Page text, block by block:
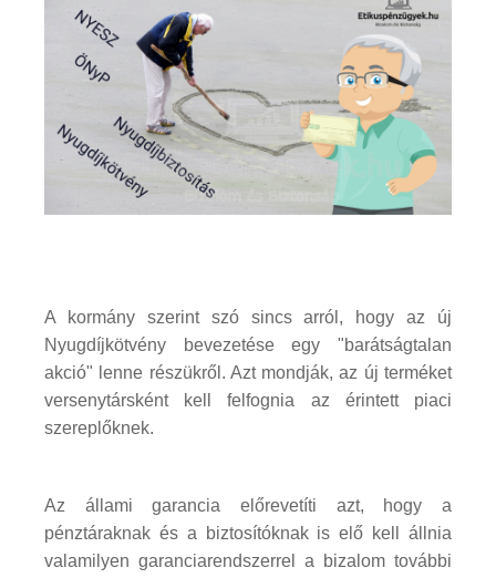
A kormány szerint szó sincs arról, hogy az új
Nyugdíjkötvény bevezetése egy "barátságtalan
akció" lenne részükről. Azt mondják, az új terméket
versenytársként kell felfognia az érintett piaci
szereplőknek.
Az állami garancia előrevetíti azt, hogy a
pénztáraknak és a biztosítóknak is elő kell állnia
valamilyen garanciarendszerrel a bizalom további